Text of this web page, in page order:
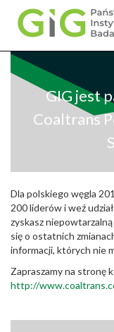
Przejdź
treści
GIG jest
Coaltrans
Dla polskiego węgla
200 liderów i weź
zyskasz
się o ostatnich
informacji, których nie
Zapraszamy na stronę
http://